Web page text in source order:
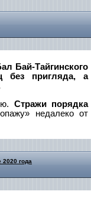
Бай-Тайгинского
без пригляда, а
Стражи порядка
недалеко от
2020 года